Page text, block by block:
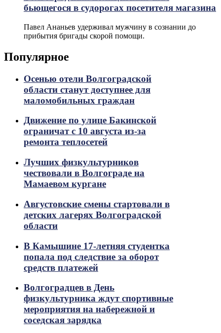
бьющегося в судорогах посетителя магазина
Павел Ананьев удерживал мужчину в сознании до
прибытия бригады скорой помощи.
Популярное
Осенью отели Волгоградской
области станут доступнее для
маломобильных граждан
Движение по улице Бакинской
ограничат с 10 августа из-за
ремонта теплосетей
Лучших физкультурников
чествовали в Волгограде на
Мамаевом кургане
Августовские смены стартовали в
детских лагерях Волгоградской
области
В Камышине 17-летняя студентка
попала под следствие за оборот
средств платежей
Волгоградцев в День
физкультурника ждут спортивные
мероприятия на набережной и
соседская зарядка